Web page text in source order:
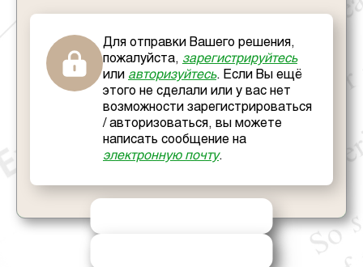
Для отправки Вашего решения,
пожалуйста, зарегистрируйтесь
или авторизуйтесь. Если Вы ещё
этого не сделали или у вас нет
возможности зарегистрироваться
/ авторизоваться, вы можете
написать сообщение на
электронную почту.